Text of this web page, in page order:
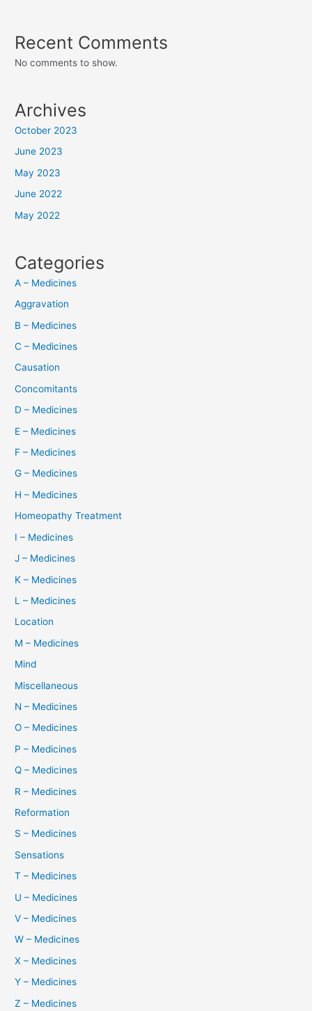
Recent Comments
No comments to show.
Archives
October 2023
June 2023
May 2023
June 2022
May 2022
Categories
A – Medicines
Aggravation
B – Medicines
C – Medicines
Causation
Concomitants
D – Medicines
E – Medicines
F – Medicines
G – Medicines
H – Medicines
Homeopathy Treatment
I – Medicines
J – Medicines
K – Medicines
L – Medicines
Location
M – Medicines
Mind
Miscellaneous
N – Medicines
O – Medicines
P – Medicines
Q – Medicines
R – Medicines
Reformation
S – Medicines
Sensations
T – Medicines
U – Medicines
V – Medicines
W – Medicines
X – Medicines
Y – Medicines
Z – Medicines